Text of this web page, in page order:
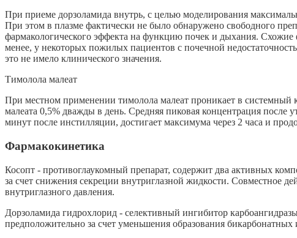
При приеме дорзоламида внутрь, с целью моделирования
При этом в плазме фактически не было обнаружено свободного
фармакологического эффекта на функцию почек и дыхания.
менее, у некоторых пожилых пациентов с почечной
это не имело клинического значения.
Тимолола малеат
При местном применении тимолола малеат проникает в системный
малеата 0,5% дважды в день. Средняя пиковая концентрация после
минут после инстилляции, достигает максимума через 2 часа и
Фармакокинетика
Косопт - противоглаукомный препарат, содержит два активных
за счет снижения секреции внутриглазной жидкости. Совместное
внутриглазного давления.
Дорзоламида гидрохлорид - селективный ингибитор
предположительно за счет уменьшения образования